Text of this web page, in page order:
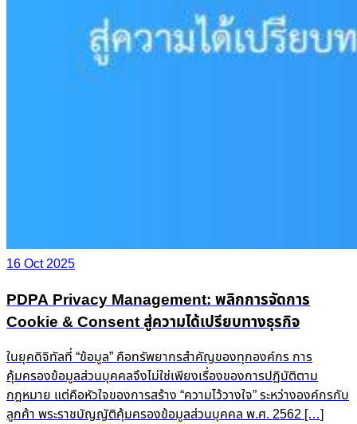
16 Oct 2025
PDPA Privacy Management: พลิกการจัดการ
Cookie & Consent สู่ความได้เปรียบทางธุรกิจ
ในยุคดิจิทัลที่ “ข้อมูล” คือทรัพยากรสำคัญของทุกองค์กร การ
คุ้มครองข้อมูลส่วนบุคคลจึงไม่ใช่เพียงเรื่องของการปฏิบัติตาม
กฎหมาย แต่คือหัวใจของการสร้าง “ความไว้วางใจ” ระหว่างองค์กรกับ
ลูกค้า พระราชบัญญัติคุ้มครองข้อมูลส่วนบุคคล พ.ศ. 2562 […]